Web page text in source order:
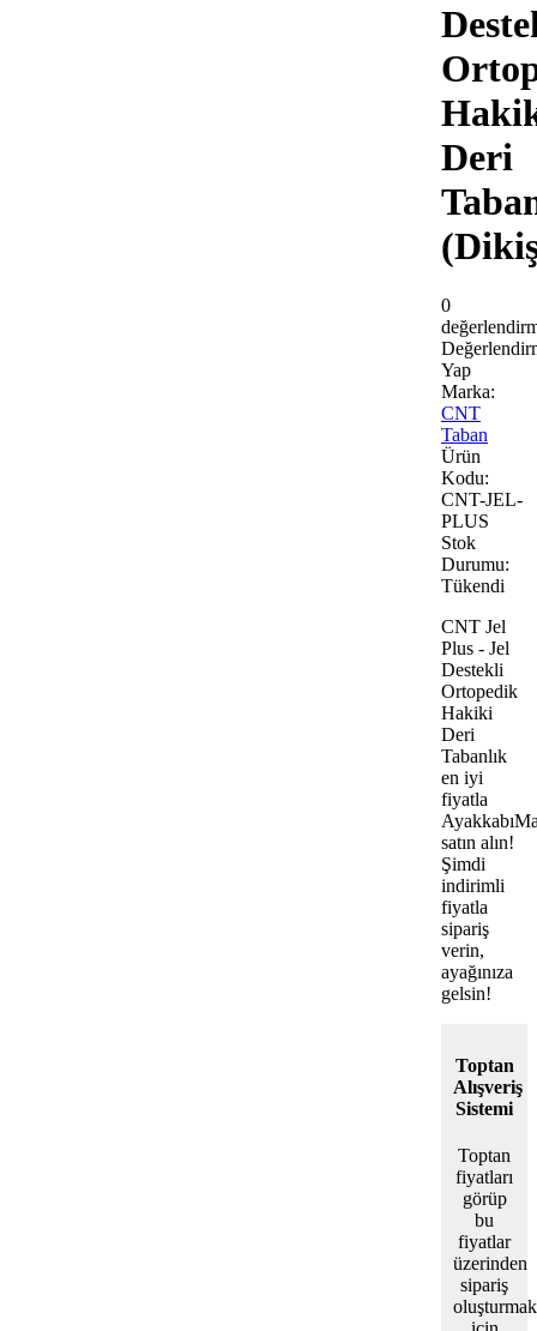
Deri
0
Yap
Marka:
CNT
Taban
Ürün
Kodu:
CNT-JEL-
PLUS
Stok
Durumu:
Tükendi
CNT Jel
Plus - Jel
Destekli
Ortopedik
Hakiki
Deri
Tabanlık
en iyi
fiyatla
satın alın!
Şimdi
indirimli
fiyatla
sipariş
verin,
ayağınıza
gelsin!
Toptan
Alışveriş
Sistemi
Toptan
fiyatları
görüp
bu
fiyatlar
üzerinden
sipariş
oluşturmak